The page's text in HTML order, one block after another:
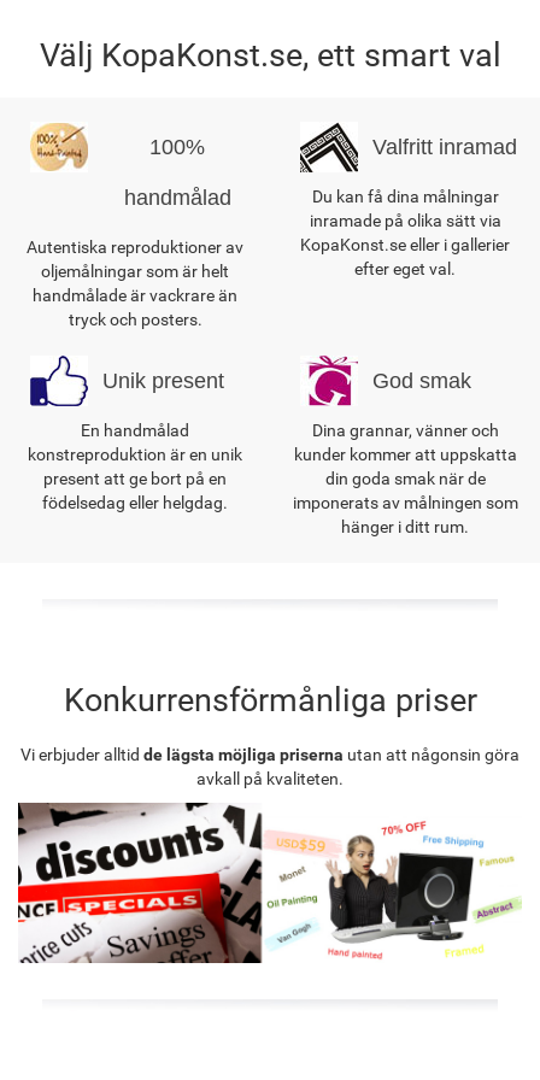
Välj KopaKonst.se, ett smart val
100%
handmålad
Autentiska reproduktioner av
oljemålningar som är helt
handmålade är vackrare än
tryck och posters.
Valfritt inramad
Du kan få dina målningar
inramade på olika sätt via
KopaKonst.se eller i gallerier
efter eget val.
Unik present
En handmålad
konstreproduktion är en unik
present att ge bort på en
födelsedag eller helgdag.
God smak
Dina grannar, vänner och
kunder kommer att uppskatta
din goda smak när de
imponerats av målningen som
hänger i ditt rum.
Konkurrensförmånliga priser
Vi erbjuder alltid de lägsta möjliga priserna utan att någonsin göra
avkall på kvaliteten.